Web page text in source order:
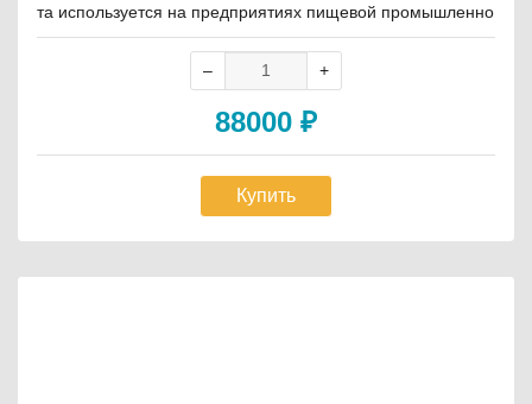
та используется на предприятиях пищевой промышленно
сти и общественного питания, в пекарнях и кондитерски
чек и т.д. Модель оснащена электрической педалью, регу
лировкой толщины пласта, загрузочным отсеком и 2 пар в
аликов из пластика. Корпус выполнен из нержавеющей ст
88000 ₽
Купить